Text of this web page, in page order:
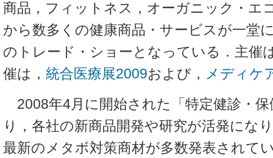
商品，フィットネス，オーガニック・エ
から数多くの健康商品・サービスが一堂
のトレード・ショーとなっている．主催
催は， 統合医療展2009および， メディケ
2008年4月に開始された「特定健診・保
り，各社の新商品開発や研究が活発にな
最新のメタボ対策商材が多数発表されて